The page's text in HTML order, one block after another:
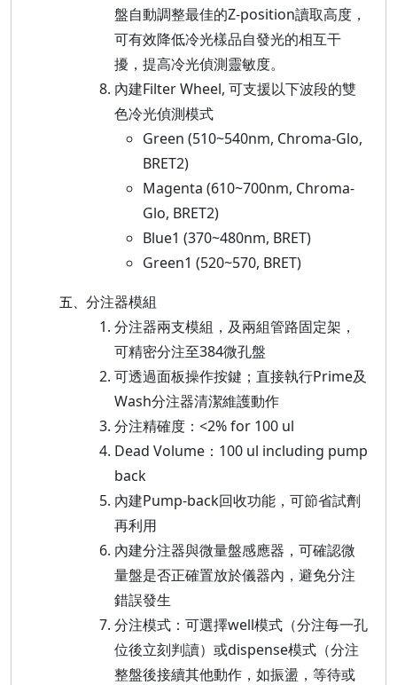
盤自動調整最佳的Z-position讀取高度，
可有效降低冷光樣品自發光的相互干
擾，提高冷光偵測靈敏度。
內建Filter Wheel, 可支援以下波段的雙
色冷光偵測模式
Green (510~540nm, Chroma-Glo,
BRET2)
Magenta (610~700nm, Chroma-
Glo, BRET2)
Blue1 (370~480nm, BRET)
Green1 (520~570, BRET)
五、 分注器模組
分注器兩支模組，及兩組管路固定架，
可精密分注至384微孔盤
可透過面板操作按鍵；直接執行Prime及
Wash分注器清潔維護動作
分注精確度：<2% for 100 ul
Dead Volume：100 ul including pump
back
內建Pump-back回收功能，可節省試劑
再利用
內建分注器與微量盤感應器，可確認微
量盤是否正確置放於儀器內，避免分注
錯誤發生
分注模式：可選擇well模式（分注每一孔
位後立刻判讀）或dispense模式（分注
整盤後接續其他動作，如振盪，等待或